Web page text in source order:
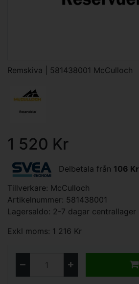
Remskiva | 581438001 McCulloch
1 520 Kr
Delbetala från 106 Kr
Tillverkare: McCulloch
Artikelnummer: 581438001
Lagersaldo: 2-7 dagar centrallager
Exkl moms: 1 216 Kr